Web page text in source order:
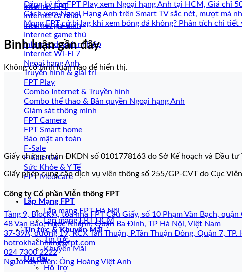
Internet FPT
Internet cá nhân
Internet gia đình
Internet game thủ
Internet doanh nghiệp
Internet Wi-Fi 7
Ngoại hạng Anh
Truyền hình & giải trí
FPT Play
Combo Internet & Truyền hình
Combo thể thao & Bản quyền Ngoại hạng Anh
Giám sát thông minh
FPT Camera
FPT Smart home
Bảo mật an toàn
F-Sale
F-Sale Go
Sức Khỏe & Y Tế
FPT Medicare
Lắp Mạng FPT
Lắp mạng FPT Hà Nội
Lắp mạng FPT HCM
Tin tức & Khuyến Mãi
Tin tức
Khuyến Mãi
Ưu đãi
Hỗ Trợ
Đăng ký lắp FPT Play xem Ngoại hạng Anh tại HCM, Giá chỉ
Cách xem Ngoại Hạng Anh trên Smart TV sắc nét, mượt mà
Mạng FPT có bị lag khi xem bóng đá không? Phân tích chi tiết
Bình luận gần đây
Không có bình luận nào để hiển thị.
Giấy chứng nhận ĐKDN số 0101778163 do Sở Kế hoạch và Đầu
Giấy phép cung cấp dịch vụ viễn thông số 255/GP-CVT do Cục
Công ty Cổ phần Viễn thông FPT
Tầng 9, Block A, tòa nhà FPT Cầu Giấy, số 10 Phạm Văn Bạch, quận
48 Vạn Bảo, Ngọc Khánh, Quận Ba Đình, TP Hà Nội, Việt Nam
37-39A, đường 19, KCX Tân Thuận, P.Tân Thuận Đông, Quận 7, TP.
hotrokhachhang@fpt.com
024 7300 2222
Người đại diện: Ông Hoàng Việt Anh